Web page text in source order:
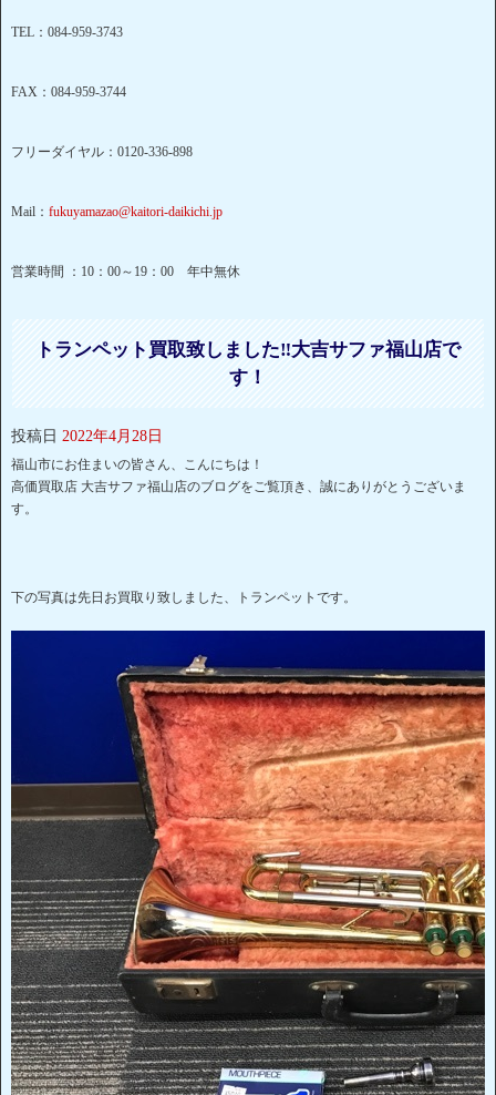
TEL：084-959-3743
FAX：084-959-3744
フリーダイヤル：0120-336-898
Mail： fukuyamazao@kaitori-daikichi.jp
営業時間 ：10：00～19：00 年中無休
トランペット買取致しました‼大吉サファ福山店で
す！
投稿日 2022年4月28日
福山市にお住まいの皆さん、こんにちは！
高価買取店 大吉サファ福山店のブログをご覧頂き、誠にありがとうございま
す。
下の写真は先日お買取り致しました、トランペットです。